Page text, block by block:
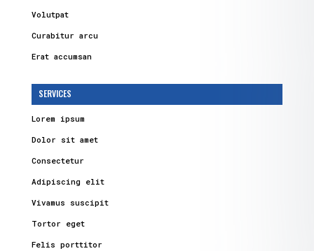
Volutpat
Curabitur arcu
Erat accumsan
SERVICES
Lorem ipsum
Dolor sit amet
Consectetur
Adipiscing elit
Vivamus suscipit
Tortor eget
Felis porttitor